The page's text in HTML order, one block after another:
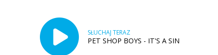
SŁUCHAJ TERAZ
PET SHOP BOYS - IT'S A SIN